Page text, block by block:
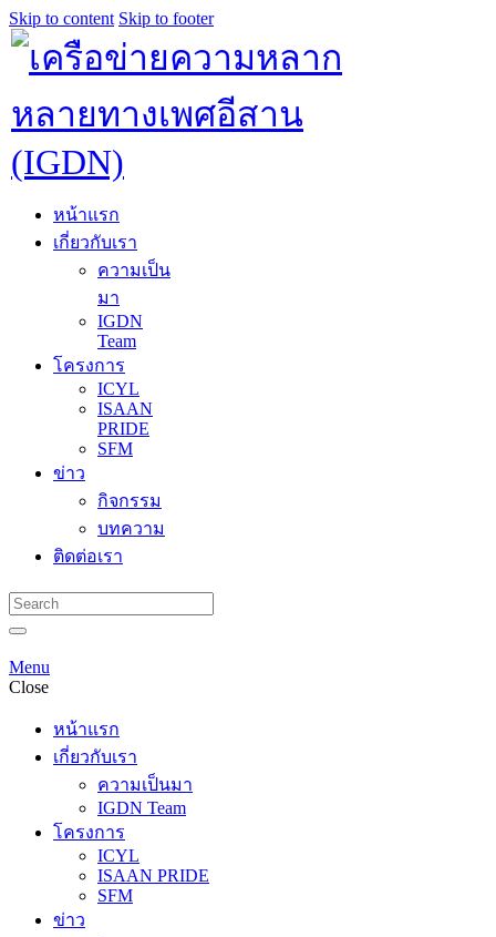
Skip to content Skip to footer
หน้าแรก
เกี่ยวกับเรา
ความเป็น
มา
IGDN
Team
โครงการ
ICYL
ISAAN
PRIDE
SFM
ข่าว
กิจกรรม
บทความ
ติดต่อเรา
Menu
Close
หน้าแรก
เกี่ยวกับเรา
ความเป็นมา
IGDN Team
โครงการ
ICYL
ISAAN PRIDE
SFM
ข่าว